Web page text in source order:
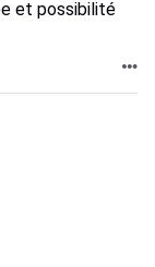
et possibilité